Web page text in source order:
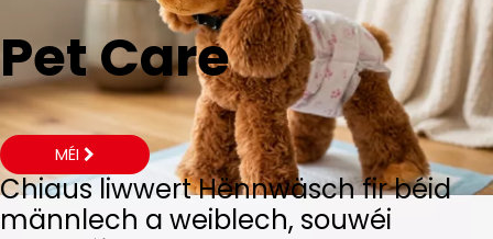
Pet Care
MÉI
Chiaus liwwert Hënnwäsch fir béid
männlech a weiblech, souwéi